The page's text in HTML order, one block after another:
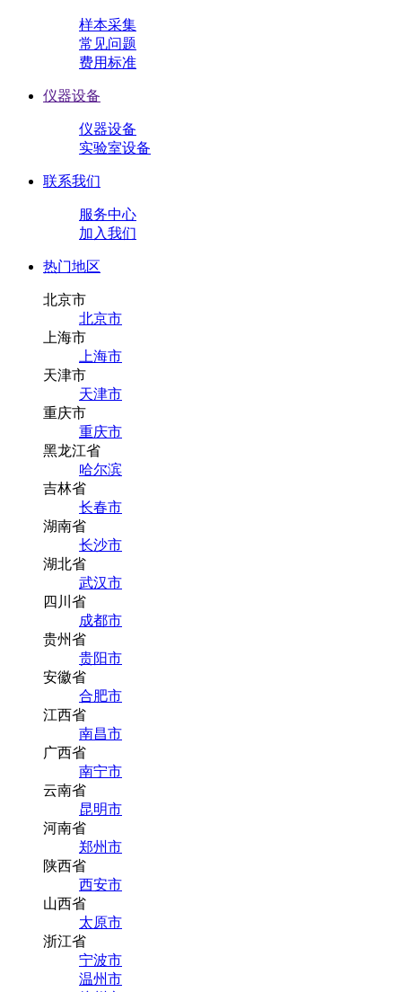
样本采集
常见问题
费用标准
仪器设备
仪器设备
实验室设备
联系我们
服务中心
加入我们
热门地区
北京市
北京市
上海市
上海市
天津市
天津市
重庆市
重庆市
黑龙江省
哈尔滨
吉林省
长春市
湖南省
长沙市
湖北省
武汉市
四川省
成都市
贵州省
贵阳市
安徽省
合肥市
江西省
南昌市
广西省
南宁市
云南省
昆明市
河南省
郑州市
陕西省
西安市
山西省
太原市
浙江省
宁波市
温州市